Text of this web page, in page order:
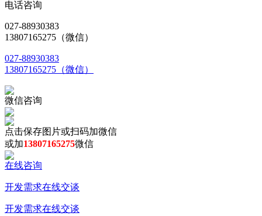
电话咨询
027-88930383
13807165275（微信）
027-88930383
13807165275（微信）
微信咨询
点击保存图片或扫码加微信
或加13807165275微信
在线咨询
开发需求在线交谈
开发需求在线交谈